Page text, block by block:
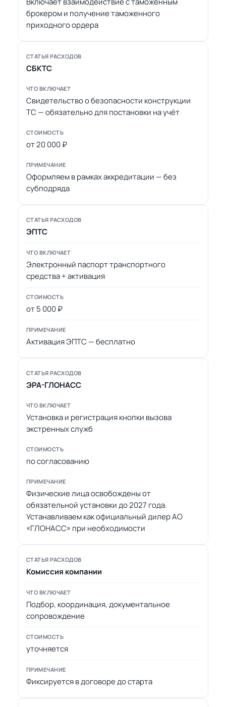
брокером и получение таможенного
приходного ордера
СБКТС
Свидетельство о безопасности конструкции
ТС — обязательно для постановки на учёт
от 20 000 ₽
Оформляем в рамках аккредитации — без
субподряда
ЭПТС
Электронный паспорт транспортного
средства + активация
от 5 000 ₽
Активация ЭПТС — бесплатно
ЭРА-ГЛОНАСС
Установка и регистрация кнопки вызова
экстренных служб
по согласованию
Физические лица освобождены от
обязательной установки до 2027 года.
Устанавливаем как официальный дилер АО
«ГЛОНАСС» при необходимости
Комиссия компании
Подбор, координация, документальное
сопровождение
уточняется
Фиксируется в договоре до старта